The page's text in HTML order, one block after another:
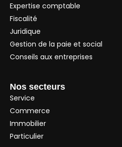
Expertise comptable
Fiscalité
Juridique
Gestion de la paie et social
Conseils aux entreprises
Nos secteurs
Service
Commerce
Immobilier
Particulier